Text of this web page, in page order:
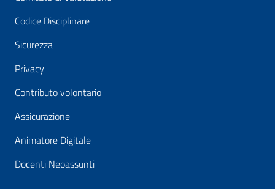
Codice Disciplinare
Sicurezza
Privacy
Contributo volontario
Assicurazione
Animatore Digitale
Docenti Neoassunti